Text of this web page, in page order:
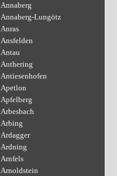
Annaberg
Annaberg-Lungötz
Anras
Ansfelden
Antau
Anthering
Antiesenhofen
Apetlon
Apfelberg
Arbesbach
Arbing
Ardagger
Ardning
Arnfels
Arnoldstein